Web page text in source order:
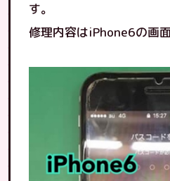
す。
修理内容はiPhone6の画面